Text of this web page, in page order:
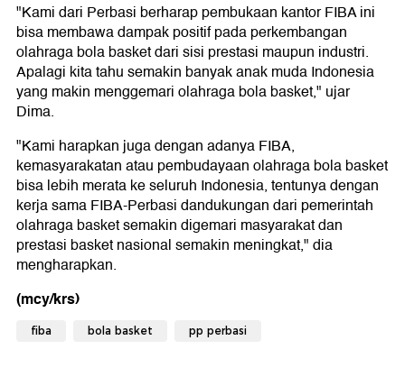
"Kami dari Perbasi berharap pembukaan kantor FIBA ini
bisa membawa dampak positif pada perkembangan
olahraga bola basket dari sisi prestasi maupun industri.
Apalagi kita tahu semakin banyak anak muda Indonesia
yang makin menggemari olahraga bola basket," ujar
Dima.
"Kami harapkan juga dengan adanya FIBA,
kemasyarakatan atau pembudayaan olahraga bola basket
bisa lebih merata ke seluruh Indonesia, tentunya dengan
kerja sama FIBA-Perbasi dandukungan dari pemerintah
olahraga basket semakin digemari masyarakat dan
prestasi basket nasional semakin meningkat," dia
mengharapkan.
(mcy/krs)
fiba bola basket pp perbasi